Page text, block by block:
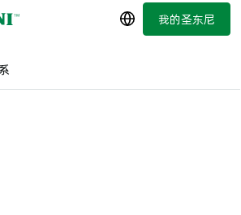
简体中文我的圣东尼